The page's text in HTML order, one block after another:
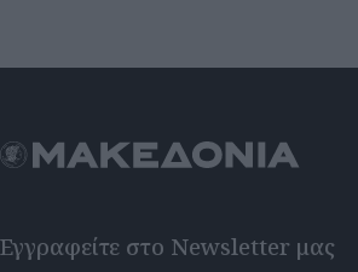
Εγγραφείτε στο Newsletter μας